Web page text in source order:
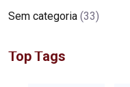
Sem categoria (33)
Top Tags